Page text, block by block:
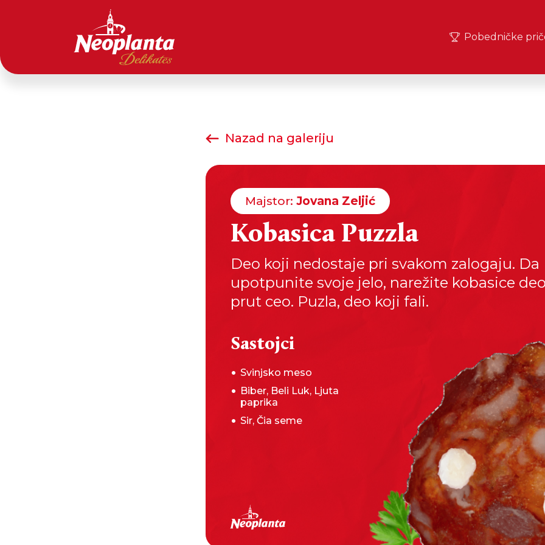
Pobedničke
Nazad na galeriju
Majstor: Jovana Zeljić
Kobasica Puzzla
Deo koji nedostaje pri svakom zalogaju. Da
upotpunite svoje jelo, narežite kobasice
prut ceo. Puzla, deo koji fali.
Sastojci
Svinjsko meso
Biber, Beli Luk, Ljuta
paprika
Sir, Čia seme